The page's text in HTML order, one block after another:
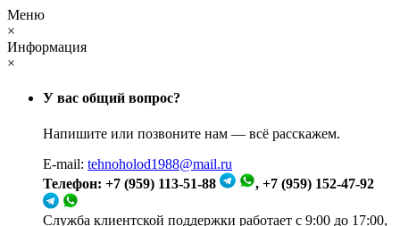
Меню
×
Информация
×
У вас общий вопрос?
Напишите или позвоните нам — всё расскажем.
E-mail: tehnoholod1988@mail.ru
Телефон: +7 (959) 113-51-88
, +7 (959) 152-47-92
Служба клиентской поддержки работает с 9:00 до 17:00,